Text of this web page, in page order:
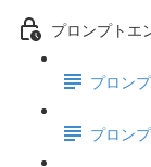
プロンプトエ
プロン
プロン